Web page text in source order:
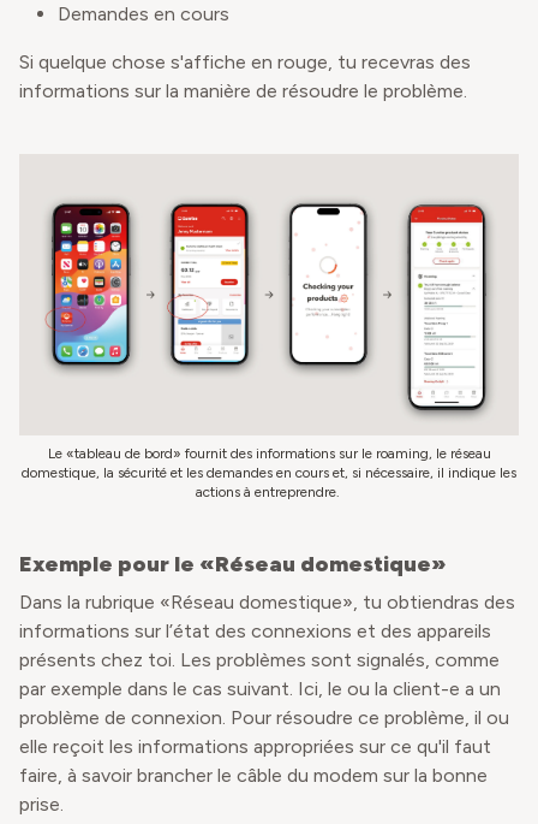
Demandes en cours
Si quelque chose s'affiche en rouge, tu recevras des
informations sur la manière de résoudre le problème.
Le «tableau de bord» fournit des informations sur le roaming, le réseau
domestique, la sécurité et les demandes en cours et, si nécessaire, il indique les
actions à entreprendre.
Exemple pour le «Réseau domestique»
Dans la rubrique «Réseau domestique», tu obtiendras des
informations sur l’état des connexions et des appareils
présents chez toi. Les problèmes sont signalés, comme
par exemple dans le cas suivant. Ici, le ou la client-e a un
problème de connexion. Pour résoudre ce problème, il ou
elle reçoit les informations appropriées sur ce qu'il faut
faire, à savoir brancher le câble du modem sur la bonne
prise.